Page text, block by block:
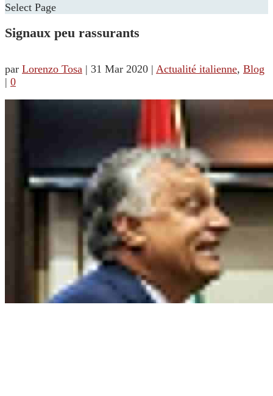
Select Page
Signaux peu rassurants
par Lorenzo Tosa | 31 Mar 2020 | Actualité italienne, Blog
| 0